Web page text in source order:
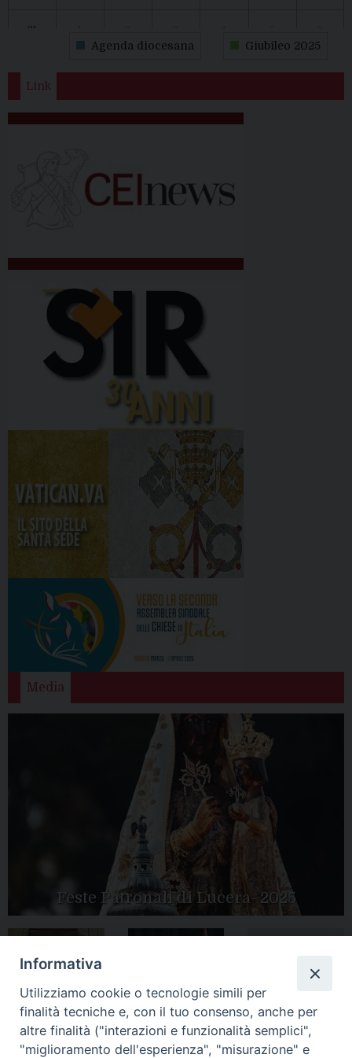
31
Agenda diocesana Giubileo 2025
Link
Media
Feste Patronali di Lucera- 2025
Apertura Anno
Giubilare 2025
Mariae in Diocesi
Tutte le gallery
Informativa
Utilizziamo cookie o tecnologie simili per
finalità tecniche e, con il tuo consenso, anche per
altre finalità ("interazioni e funzionalità semplici",
"miglioramento dell'esperienza", "misurazione" e